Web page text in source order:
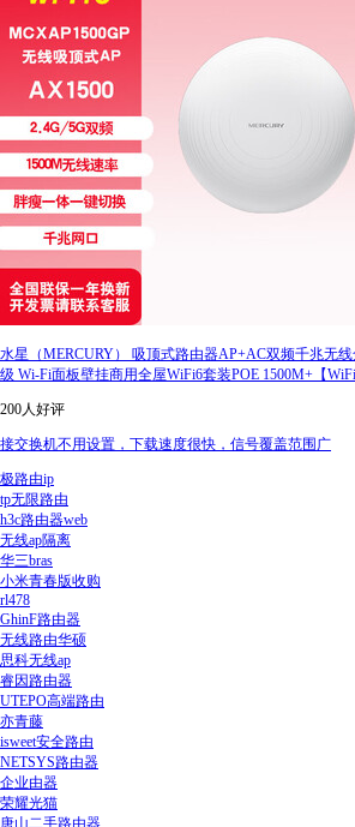
水星（MERCURY） 吸顶式路由器AP+AC双频千兆无
级 Wi-Fi面板壁挂商用全屋WiFi6套装POE 1500M+【
200人好评
接交换机不用设置，下载速度很快，信号覆盖范围广
极路由ip
tp无限路由
h3c路由器web
无线ap隔离
华三bras
小米青春版收购
rl478
GhinF路由器
无线路由华硕
思科无线ap
睿因路由器
UTEPO高端路由
亦青藤
isweet安全路由
NETSYS路由器
企业由器
荣耀光猫
唐山二手路由器